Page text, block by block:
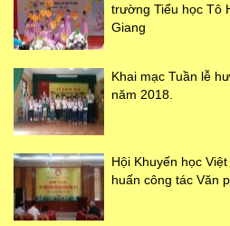
trường Tiểu học Tô
Giang
Khai mạc Tuần lễ
năm 2018.
Hội Khuyến học
huấn công tác Văn